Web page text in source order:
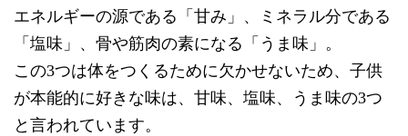
エネルギーの源である「甘み」、ミネラル分である
「塩味」、骨や筋肉の素になる「うま味」。
この3つは体をつくるために欠かせないため、子供
が本能的に好きな味は、甘味、塩味、うま味の3つ
と言われています。